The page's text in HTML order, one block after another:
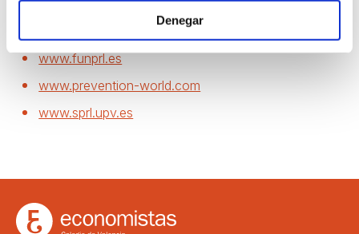
Denegar
www.osha.europa.eu/fop/spain/es
www.funprl.es
www.prevention-world.com
www.sprl.upv.es